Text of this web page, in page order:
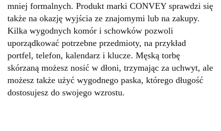
mniej formalnych. Produkt marki CONVEY sprawdzi się
także na okazję wyjścia ze znajomymi lub na zakupy.
Kilka wygodnych komór i schowków pozwoli
uporządkować potrzebne przedmioty, na przykład
portfel, telefon, kalendarz i klucze. Męską torbę
skórzaną możesz nosić w dłoni, trzymając za uchwyt, ale
możesz także użyć wygodnego paska, którego długość
dostosujesz do swojego wzrostu.